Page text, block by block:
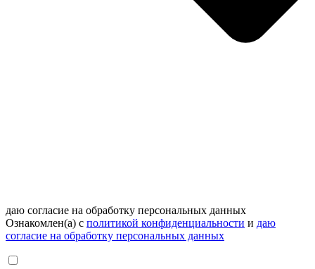
даю согласие на обработку персональных данных
Ознакомлен(а) с политикой конфиденциальности и даю
согласие на обработку персональных данных